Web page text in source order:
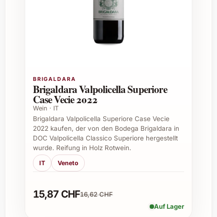
Hochzeiten und Verlobungen
Firmenfeiern und Networking-Events
Dankeschön-Geschenke für
Geschäftspartner
Vielfältige Einsatzmöglichkeiten von
Tradición Fino 12 Años
Aperitif bei festlichen Menüs
Begleitung zu Tapas und mediterraner
Küche
Erfrischendes Getränk auf
Sommerfesten
Elegante Ergänzung im Weinkeller für
Highlights bei Firmenevents und
BRIGALDARA
Brigaldara Valpolicella Superiore
Case Vecie 2022
Wein · IT
Brigaldara Valpolicella Superiore Case Vecie
2022 kaufen, der von den Bodega Brigaldara in
DOC Valpolicella Classico Superiore hergestellt
wurde. Reifung in Holz Rotwein.
IT Veneto
15,87 CHF16,62 CHF
Auf Lager